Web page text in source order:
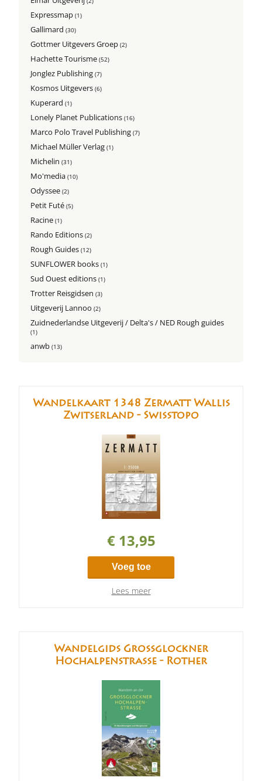
Expressmap(1)
Gallimard(30)
Gottmer Uitgevers Groep(2)
Hachette Tourisme(52)
Jonglez Publishing(7)
Kosmos Uitgevers(6)
Kuperard(1)
Lonely Planet Publications(16)
Marco Polo Travel Publishing(7)
Michael Müller Verlag(1)
Michelin(31)
Mo'media(10)
Odyssee(2)
Petit Futé(5)
Racine(1)
Rando Editions(2)
Rough Guides(12)
SUNFLOWER books(1)
Sud Ouest editions(1)
Trotter Reisgidsen(3)
Uitgeverij Lannoo(2)
Zuidnederlandse Uitgeverij / Delta's / NED Rough guides
(1)
anwb(13)
Wandelkaart 1348 Zermatt Wallis
Zwitserland - Swisstopo
€ 13,95
Voeg toe
Lees meer
Wandelgids Grossglockner
Hochalpenstrasse - Rother